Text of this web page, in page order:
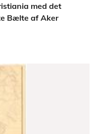
med det
Bælte af Aker